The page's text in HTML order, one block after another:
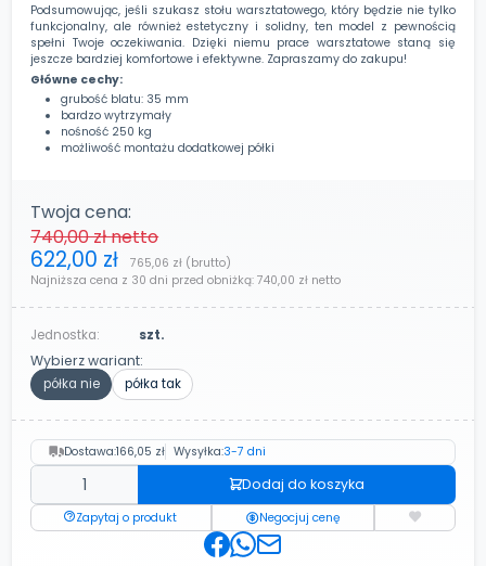
Podsumowując, jeśli szukasz stołu warsztatowego, który będzie nie tylko
funkcjonalny, ale również estetyczny i solidny, ten model z pewnością
spełni Twoje oczekiwania. Dzięki niemu prace warsztatowe staną się
jeszcze bardziej komfortowe i efektywne. Zapraszamy do zakupu!
Główne cechy:
grubość blatu: 35 mm
bardzo wytrzymały
nośność 250 kg
możliwość montażu dodatkowej półki
Twoja cena:
740,00 złnetto
622,00 zł 765,06 zł (brutto)
Najniższa cena z 30 dni przed obniżką:740,00 zł netto
Jednostka: szt.
Wybierz wariant:
półka nie półka tak
Dostawa:166,05 zł Wysyłka:3-7 dni
Dodaj do koszyka
Zapytaj o produkt Negocjuj cenę